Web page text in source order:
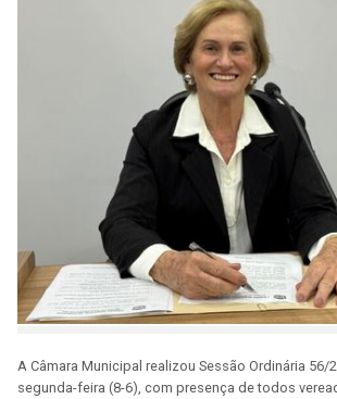
A Câmara Municipal realizou Sessão Ordinária 56/
segunda-feira (8-6), com presença de todos